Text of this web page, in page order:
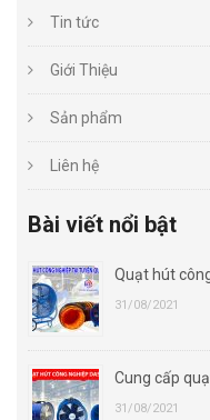
Tin tức
Giới Thiệu
Sản phẩm
Liên hệ
Bài viết nổi bật
Quạt hút
31/08/2021
Cung cấp
31/08/2021